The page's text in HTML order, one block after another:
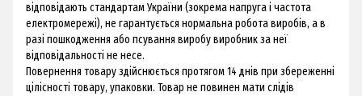
відповідають стандартам України (зокрема напруга і частота
електромережі), не гарантується нормальна робота виробів, а в
разі пошкодження або псування виробу виробник за неї
відповідальності не несе.
Повернення товару здійснюється протягом 14 днів при збереженні
цілісності товару, упаковки. Товар не повинен мати слідів